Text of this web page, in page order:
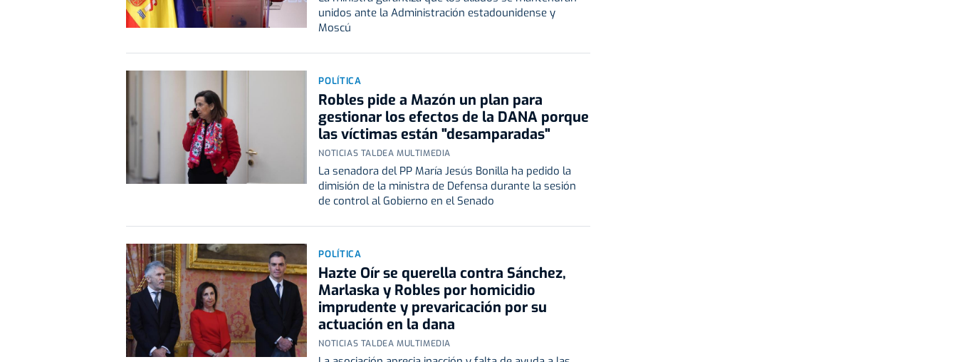
unidos ante la Administración estadounidense y
Moscú
POLÍTICA
Robles pide a Mazón un plan para
gestionar los efectos de la DANA porque
las víctimas están "desamparadas"
NOTICIAS TALDEA MULTIMEDIA
La senadora del PP María Jesús Bonilla ha pedido la
dimisión de la ministra de Defensa durante la sesión
de control al Gobierno en el Senado
POLÍTICA
Hazte Oír se querella contra Sánchez,
Marlaska y Robles por homicidio
imprudente y prevaricación por su
actuación en la dana
NOTICIAS TALDEA MULTIMEDIA